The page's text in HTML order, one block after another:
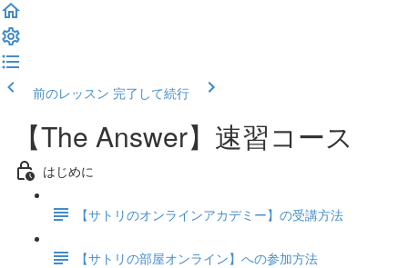
前のレッスン 完了して続行
【The Answer】速習コース
はじめに
【サトリのオンラインアカデミー】の受講方法
【サトリの部屋オンライン】への参加方法